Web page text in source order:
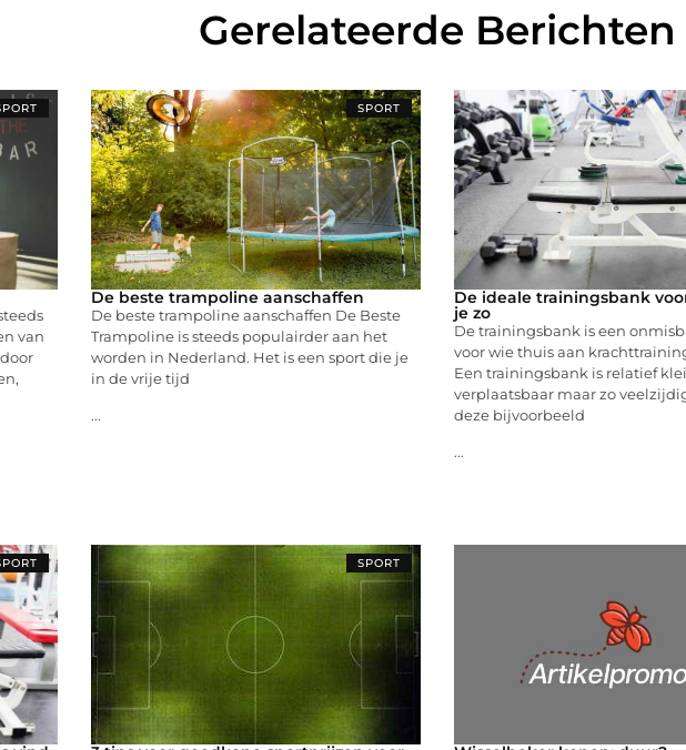
Gerelateerde Berichten
van
SPORT
De beste trampoline aanschaffen
De beste trampoline aanschaffen De Beste
Trampoline is steeds populairder aan het
worden in Nederland. Het is een sport die je
in de vrije tijd
...
De ideale trainingsbank
je zo
De trainingsbank is een
voor wie thuis aan
Een trainingsbank is relatief
verplaatsbaar maar zo
deze bijvoorbeeld
...
SPORT